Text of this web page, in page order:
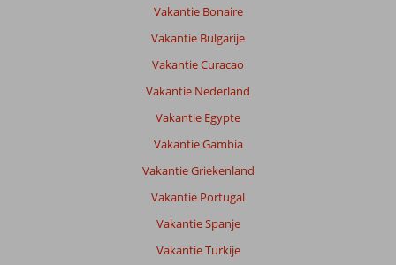
Vakantie Bonaire
Vakantie Bulgarije
Vakantie Curacao
Vakantie Nederland
Vakantie Egypte
Vakantie Gambia
Vakantie Griekenland
Vakantie Portugal
Vakantie Spanje
Vakantie Turkije